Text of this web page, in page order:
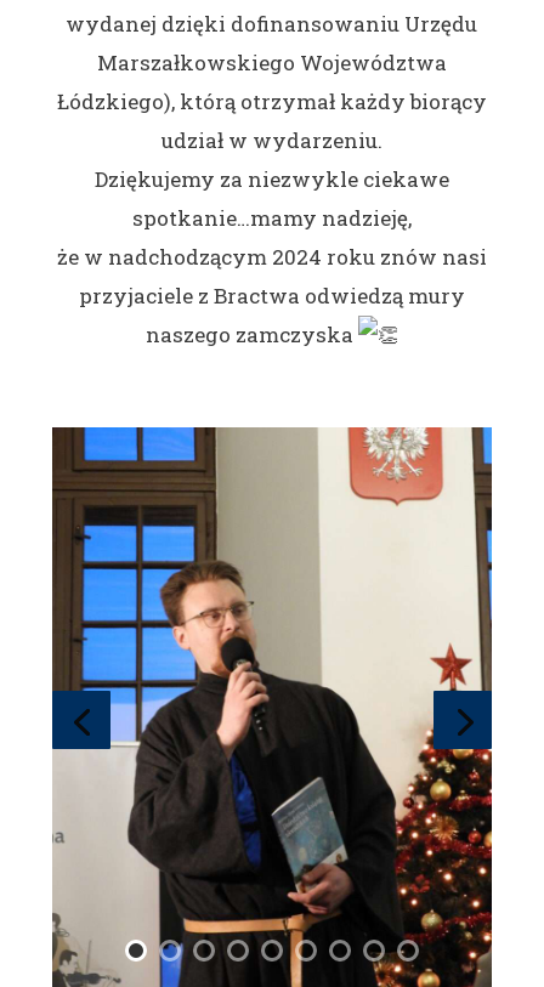
wydanej dzięki dofinansowaniu Urzędu
Marszałkowskiego Województwa
Łódzkiego), którą otrzymał każdy biorący
udział w wydarzeniu.
Dziękujemy za niezwykle ciekawe
spotkanie…mamy nadzieję,
że w nadchodzącym 2024 roku znów nasi
przyjaciele z Bractwa odwiedzą mury
naszego zamczyska